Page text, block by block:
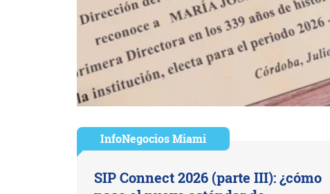
InfoNegocios Miami
SIP Connect 2026 (parte III): ¿cómo